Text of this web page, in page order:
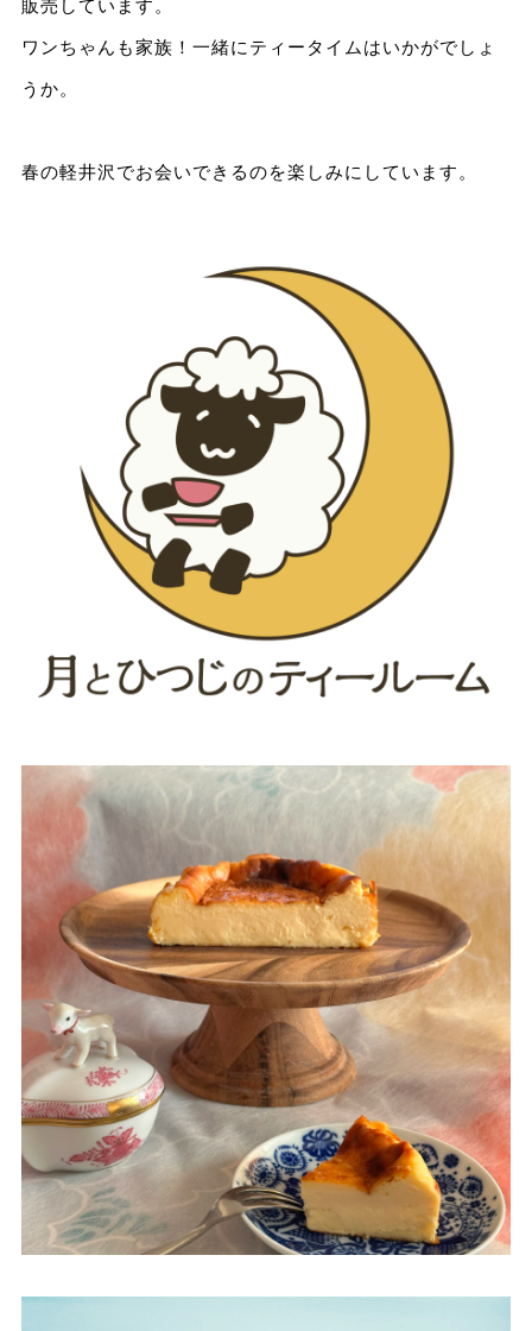
販売しています。
ワンちゃんも家族！一緒にティータイムはいかがでしょ
うか。
春の軽井沢でお会いできるのを楽しみにしています。